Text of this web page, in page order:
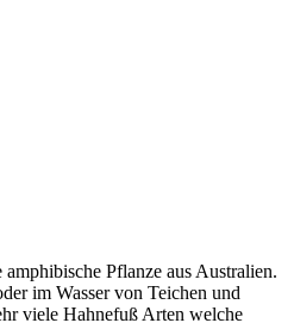
Pflanze aus Australien.
im Wasser von Teichen und
viele Hahnefuß Arten welche